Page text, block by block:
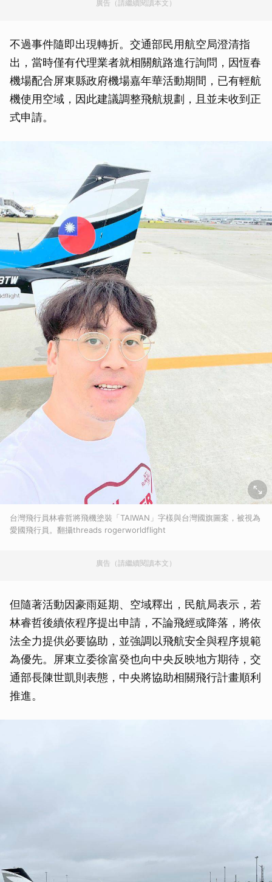
廣告（請繼續閱讀本文）
不過事件隨即出現轉折。交通部民用航空局澄清指
出，當時僅有代理業者就相關航路進行詢問，因恆春
機場配合屏東縣政府機場嘉年華活動期間，已有輕航
機使用空域，因此建議調整飛航規劃，且並未收到正
式申請。
台灣飛行員林睿哲將飛機塗裝「TAIWAN」字樣與台灣國旗圖案，被視為
愛國飛行員。翻攝threads rogerworldflight
廣告（請繼續閱讀本文）
但隨著活動因豪雨延期、空域釋出，民航局表示，若
林睿哲後續依程序提出申請，不論飛經或降落，將依
法全力提供必要協助，並強調以飛航安全與程序規範
為優先。屏東立委徐富癸也向中央反映地方期待，交
通部長陳世凱則表態，中央將協助相關飛行計畫順利
推進。